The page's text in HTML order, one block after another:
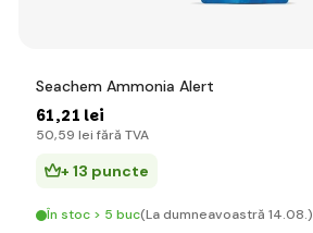
Seachem Ammonia Alert
61,21 lei
50,59 lei fără TVA
+ 13 puncte
În stoc > 5 buc(La dumneavoastră 14.08.)